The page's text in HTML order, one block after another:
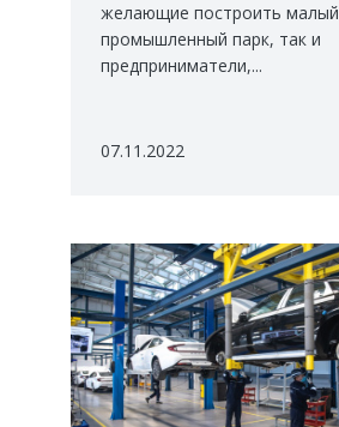
желающие построить малый
промышленный парк, так и
предприниматели,...
07.11.2022